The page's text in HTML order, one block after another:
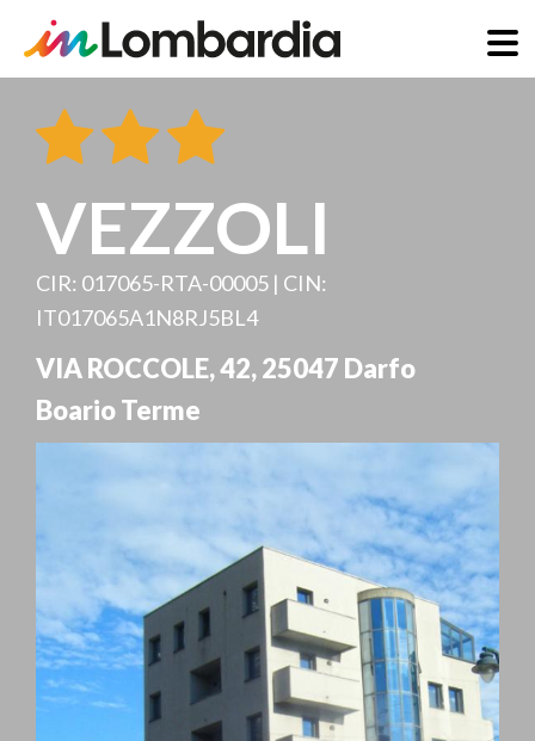
contenuto
VEZZOLI
CIR: 017065-RTA-00005 | CIN:
IT017065A1N8RJ5BL4
VIA ROCCOLE, 42,25047 Darfo
Boario Terme